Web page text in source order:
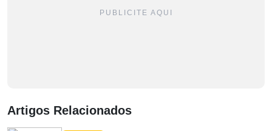
PUBLICITE AQUI
Artigos Relacionados